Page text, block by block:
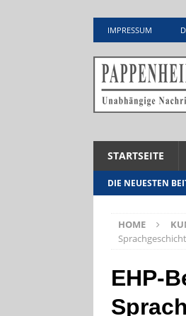
IMPRESSUM
STARTSEITE
DIE NEUESTEN
HOME
EHP-